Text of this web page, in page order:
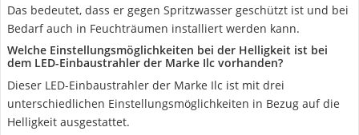
Das bedeutet, dass er gegen Spritzwasser geschützt ist und bei
Bedarf auch in Feuchträumen installiert werden kann.
Welche Einstellungsmöglichkeiten bei der Helligkeit ist bei
dem LED-Einbaustrahler der Marke Ilc vorhanden?
Dieser LED-Einbaustrahler der Marke Ilc ist mit drei
unterschiedlichen Einstellungsmöglichkeiten in Bezug auf die
Helligkeit ausgestattet.